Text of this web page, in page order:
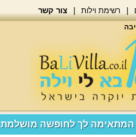
רשימת וילות צור קשר
המתאימה לך לחופשה מושלמת